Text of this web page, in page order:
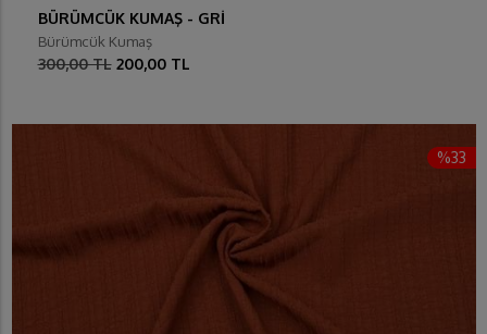
BÜRÜMCÜK KUMAŞ - GRİ
Bürümcük Kumaş
300,00 TL 200,00 TL
%33